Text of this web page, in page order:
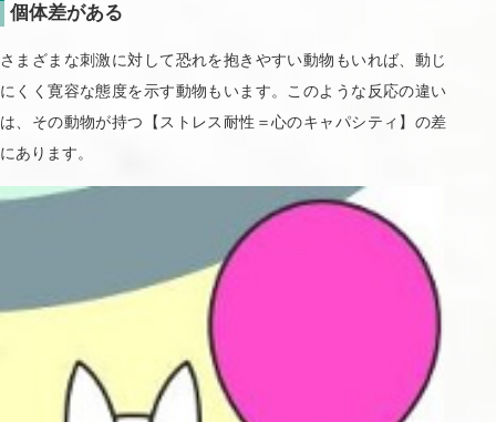
個体差がある
さまざまな刺激に対して恐れを抱きやすい動物もいれば、動じ
にくく寛容な態度を示す動物もいます。このような反応の違い
は、その動物が持つ【ストレス耐性＝心のキャパシティ】の差
にあります。